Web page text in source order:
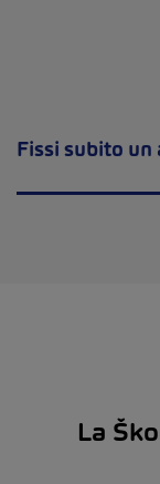
Fissi subito
La